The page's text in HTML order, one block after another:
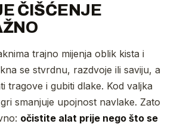
ČIŠĆENJE
trajno mijenja oblik kista i
se stvrdnu, razdvoje ili saviju, a
tragove i gubiti dlake. Kod valjka
smanjuje upojnost navlake. Zato
očistite alat prije nego što se